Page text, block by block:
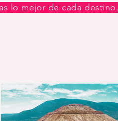
lo mejor de cada destino.